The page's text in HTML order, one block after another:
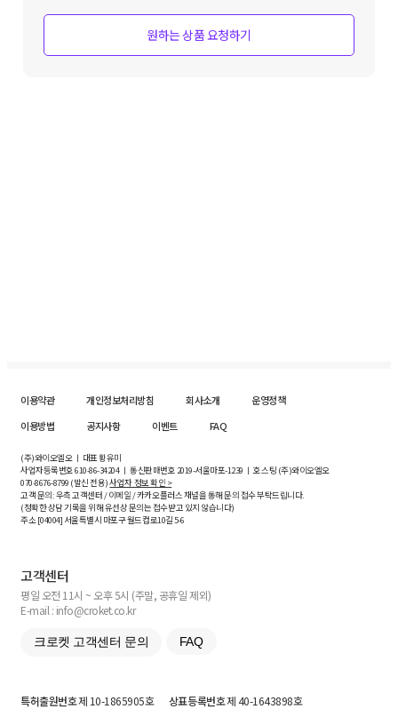
원하는 상품 요청하기
이용약관 개인정보처리방침 회사소개
운영정책
이용방법
공지사항 이벤트 FAQ
(주)와이오엘오 ㅣ 대표 황유미
사업자등록번호610-86-34204ㅣ 통신판매번호 2019-서울마포-1239 ㅣ 호스팅 (주)와이오엘오
070-8676-8799 (발신 전용)사업자 정보 확인 >
고객 문의: 우측 고객센터 / 이메일 / 카카오플러스 채널을 통해 문의 접수 부탁드립니다.
(정확한 상담 기록을 위해 유선상 문의는 접수받고 있지 않습니다)
주소 [04004] 서울특별시 마포구 월드컵로10길5-6
고객센터
평일 오전 11시 ~ 오후 5시 (주말, 공휴일 제외)
E-mail : info@croket.co.kr
크로켓 고객센터 문의 FAQ
특허출원번호제 10-1865905호 상표등록번호제 40-1643898호